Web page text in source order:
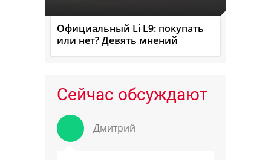
Официальный Li L9: покупать
или нет? Девять мнений
Сейчас обсуждают
Дмитрий